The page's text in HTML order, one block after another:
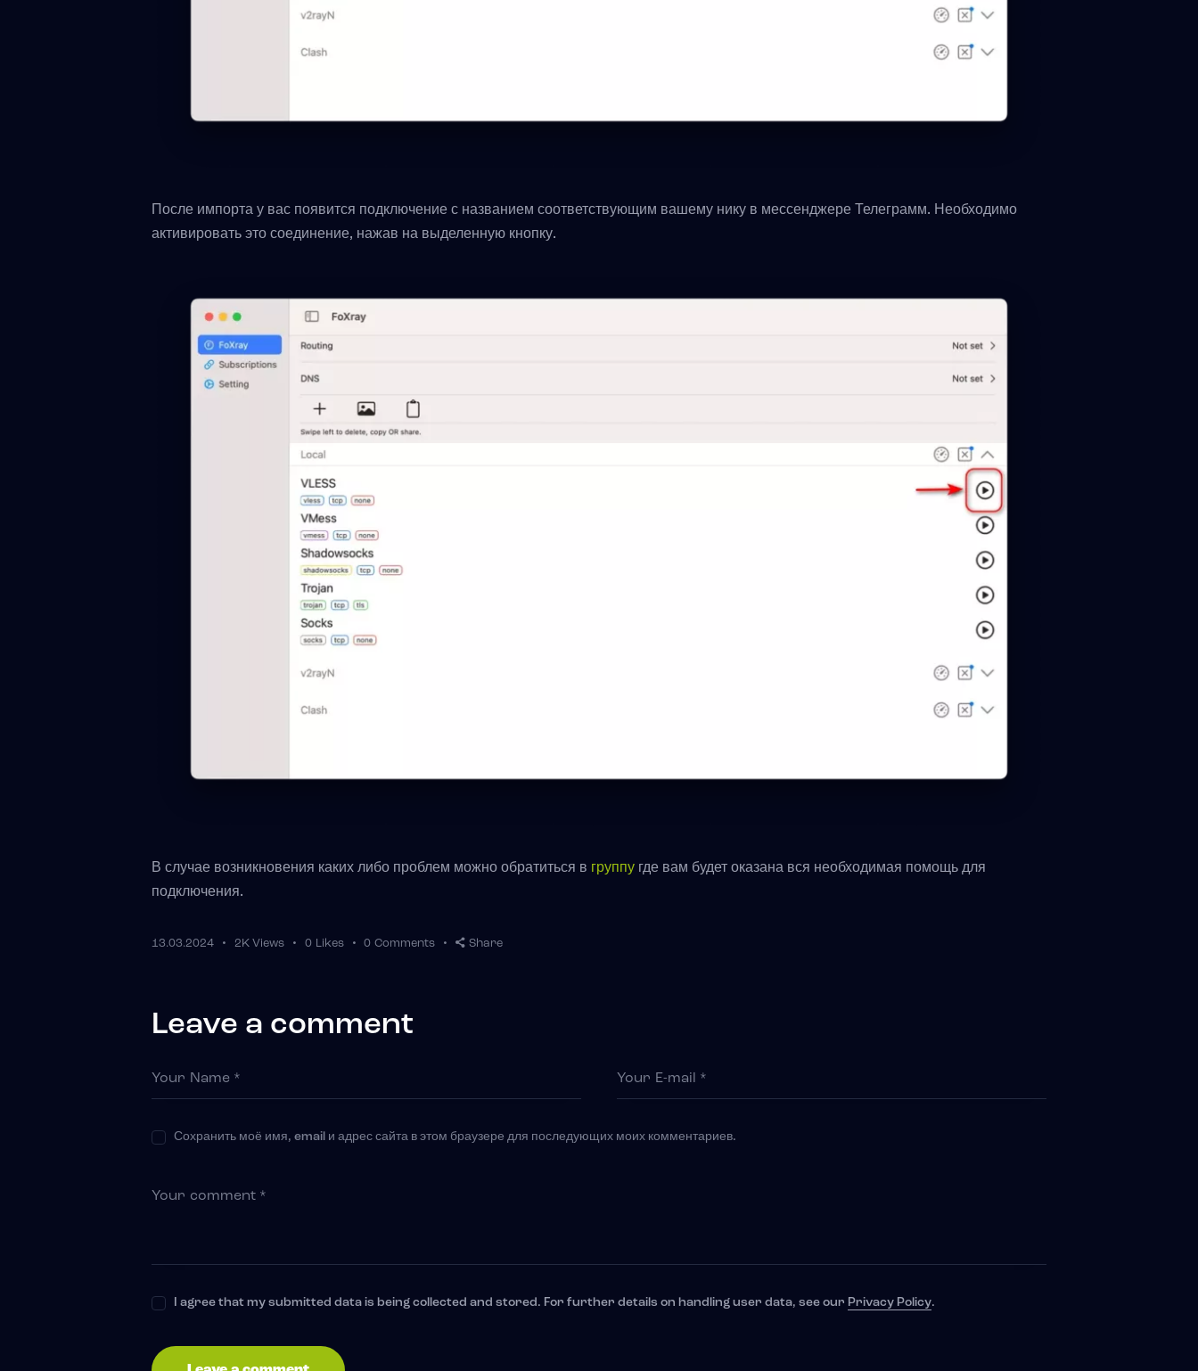
После импорта у вас появится подключение с названием соответствующим вашему нику в мессенджере Телеграмм. Необходимо
активировать это соединение, нажав на выделенную кнопку.
В случае возникновения каких либо проблем можно обратиться в группу где вам будет оказана вся необходимая помощь для
подключения.
13.03.2024 2K Views 0 Likes 0 Comments Share
Leave a comment
Сохранить моё имя, email и адрес сайта в этом браузере для последующих моих комментариев.
I agree that my submitted data is being collected and stored. For further details on handling user data, see our Privacy Policy.